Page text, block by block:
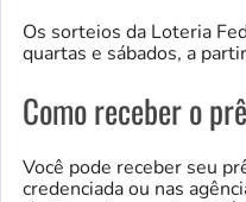
Os sorteios da Loteria
quartas e sábados, a
Como receber o
Você pode receber seu
credenciada ou nas